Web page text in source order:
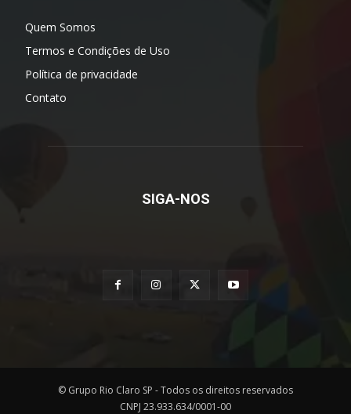
Quem Somos
Termos e Condições de Uso
Política de privacidade
Contato
SIGA-NOS
© Grupo Rio Claro SP - Todos os direitos reservados
CNPJ 23.933.634/0001-00